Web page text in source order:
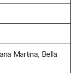
Martina, Bella